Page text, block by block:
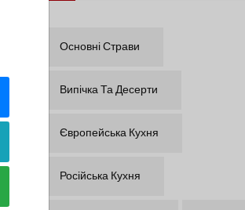
Основні Страви
Випічка Та Десерти
Європейська Кухня
Російська Кухня